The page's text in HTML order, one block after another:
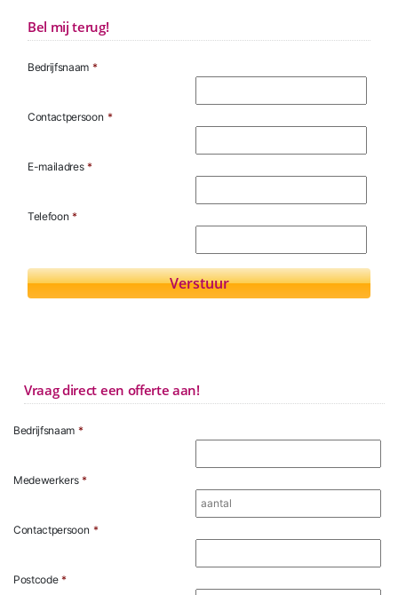
Bel mij terug!
Bedrijfsnaam *
Contactpersoon *
E-mailadres *
Telefoon *
Vraag direct een offerte aan!
Bedrijfsnaam *
Medewerkers *
Contactpersoon *
Postcode *